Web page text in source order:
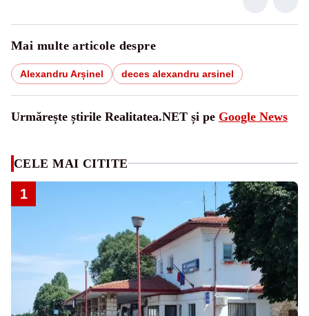
Mai multe articole despre
Alexandru Arșinel deces alexandru arsinel
Urmărește știrile Realitatea.NET și pe Google News
CELE MAI CITITE
1